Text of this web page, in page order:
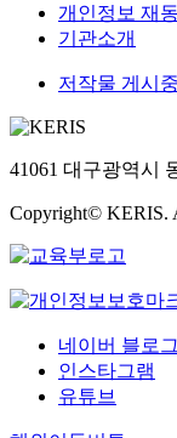
개인정보 재
기관소개
저작물 게시
41061 대구광역시
Copyright© KERIS.
네이버 블로그
인스타그램
유튜브